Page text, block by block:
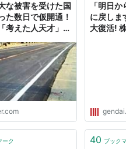
な被害を受けた国
た数日で仮開通！
考えた人天才」
があった
「明日
に戻しま
大復活!
ーク 40 ブック